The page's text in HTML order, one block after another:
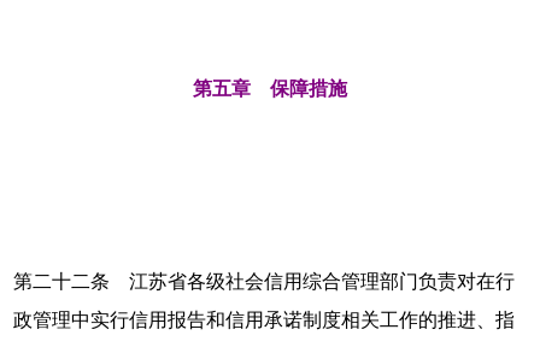
第五章 保障措施
第二十二条 江苏省各级社会信用综合管理部门负责对在行
政管理中实行信用报告和信用承诺制度相关工作的推进、指